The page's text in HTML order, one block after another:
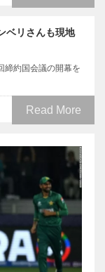
ベリさんも現地
締約国会議の開幕を
Read More